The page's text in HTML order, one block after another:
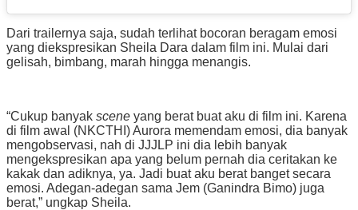
Dari trailernya saja, sudah terlihat bocoran beragam emosi
yang diekspresikan Sheila Dara dalam film ini. Mulai dari
gelisah, bimbang, marah hingga menangis.
“Cukup banyak scene yang berat buat aku di film ini. Karena
di film awal (NKCTHI) Aurora memendam emosi, dia banyak
mengobservasi, nah di JJJLP ini dia lebih banyak
mengekspresikan apa yang belum pernah dia ceritakan ke
kakak dan adiknya, ya. Jadi buat aku berat banget secara
emosi. Adegan-adegan sama Jem (Ganindra Bimo) juga
berat,” ungkap Sheila.